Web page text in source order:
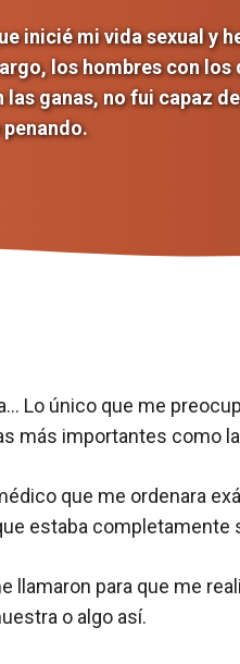
inicié mi vida sexual y
los hombres con
ganas, no fui capaz
Lo único que me
más importantes como
que me ordenara
estaba completamente
llamaron para que me
o algo así.